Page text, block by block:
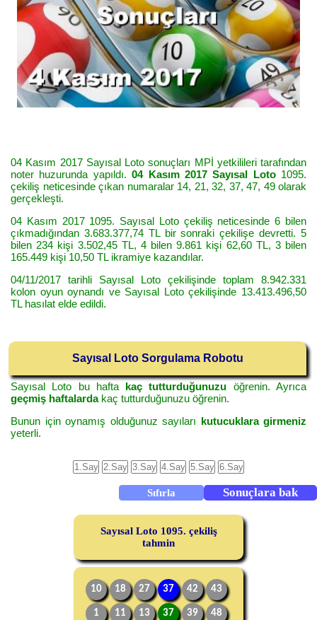
04 Kasım 2017 Sayısal Loto sonuçları MPİ yetkilileri tarafından
noter huzurunda yapıldı.04 Kasım 2017 Sayısal Loto1095.
çekiliş neticesinde çıkan numaralar 14, 21, 32, 37, 47, 49 olarak
gerçekleşti.
04 Kasım 2017 1095. Sayısal Loto çekiliş neticesinde 6 bilen
çıkmadığından 3.683.377,74 TL bir sonraki çekilişe devretti. 5
bilen 234 kişi 3.502,45 TL, 4 bilen 9.861 kişi 62,60 TL, 3 bilen
165.449 kişi 10,50 TL ikramiye kazandılar.
04/11/2017 tarihli Sayısal Loto çekilişinde toplam 8.942.331
kolon oyun oynandı ve Sayısal Loto çekilişinde 13.413.496,50
TL hasılat elde edildi.
Sayısal Loto Sorgulama Robotu
Sayısal Loto bu hafta kaç tutturduğunuzu öğrenin. Ayrıca
geçmiş haftalardakaç tutturduğunuzu öğrenin.
Bunun için oynamış olduğunuz sayıları kutucuklara girmeniz
yeterli.
Sayısal Loto 1095. çekiliş
tahmin
10 18 27 37 42 43
1 11 13 37 39 48